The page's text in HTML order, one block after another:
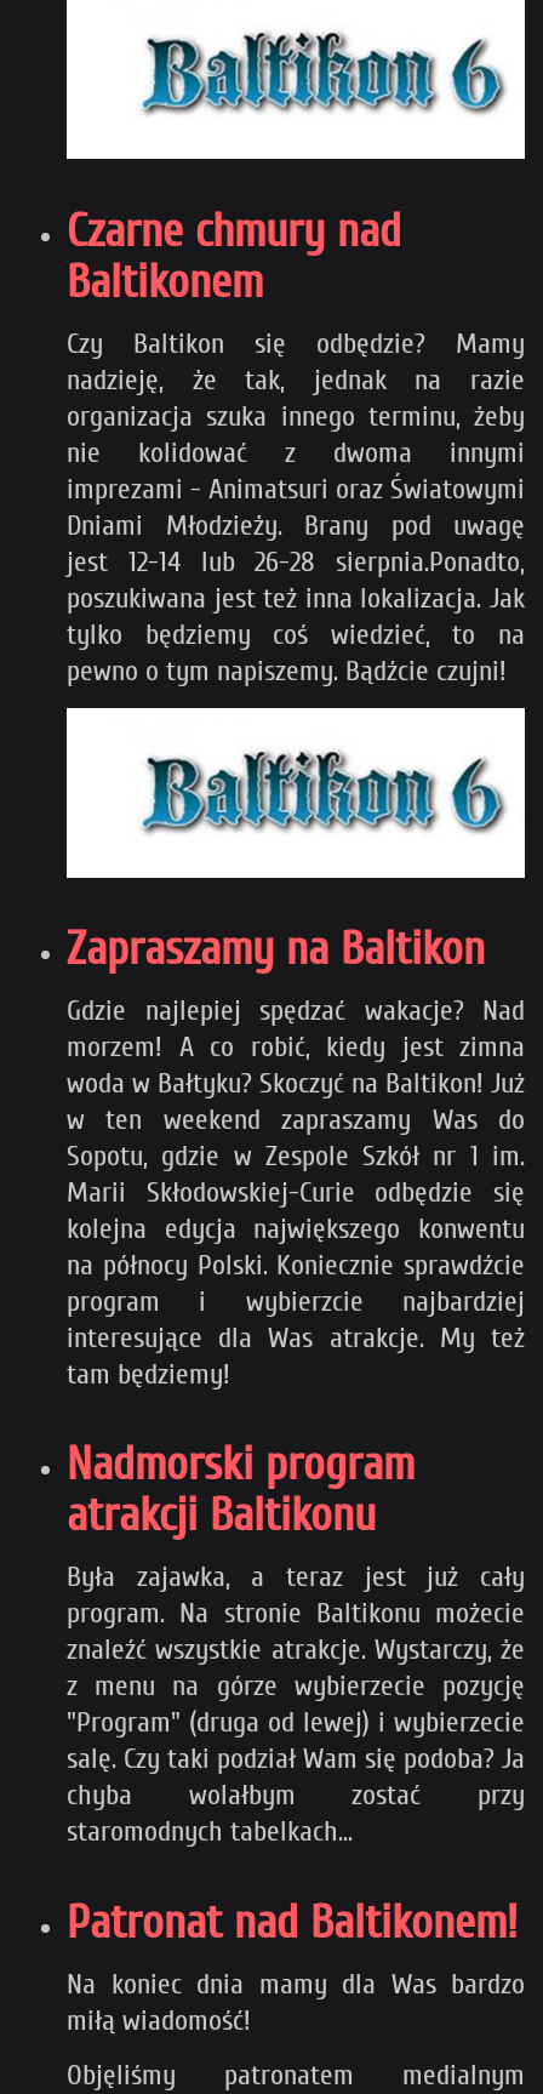
Czarne chmury nad
Baltikonem
Czy Baltikon się odbędzie? Mamy
nadzieję, że tak, jednak na razie
organizacja szuka innego terminu, żeby
nie kolidować z dwoma innymi
imprezami - Animatsuri oraz Światowymi
Dniami Młodzieży. Brany pod uwagę
jest 12-14 lub 26-28 sierpnia.Ponadto,
poszukiwana jest też inna lokalizacja. Jak
tylko będziemy coś wiedzieć, to na
pewno o tym napiszemy. Bądźcie czujni!
Zapraszamy na Baltikon
Gdzie najlepiej spędzać wakacje? Nad
morzem! A co robić, kiedy jest zimna
woda w Bałtyku? Skoczyć na Baltikon! Już
w ten weekend zapraszamy Was do
Sopotu, gdzie w Zespole Szkół nr 1 im.
Marii Skłodowskiej-Curie odbędzie się
kolejna edycja największego konwentu
na północy Polski. Koniecznie sprawdźcie
program i wybierzcie najbardziej
interesujące dla Was atrakcje. My też
tam będziemy!
Nadmorski program
atrakcji Baltikonu
Była zajawka, a teraz jest już cały
program. Na stronie Baltikonu możecie
znaleźć wszystkie atrakcje. Wystarczy, że
z menu na górze wybierzecie pozycję
"Program" (druga od lewej) i wybierzecie
salę. Czy taki podział Wam się podoba? Ja
chyba wolałbym zostać przy
staromodnych tabelkach...
Patronat nad Baltikonem!
Na koniec dnia mamy dla Was bardzo
miłą wiadomość!
Objęliśmy patronatem medialnym